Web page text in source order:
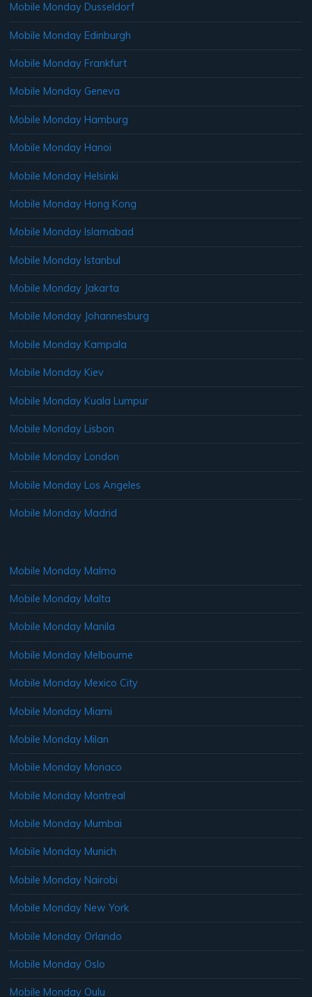
Mobile Monday Dusseldorf
Mobile Monday Edinburgh
Mobile Monday Frankfurt
Mobile Monday Geneva
Mobile Monday Hamburg
Mobile Monday Hanoi
Mobile Monday Helsinki
Mobile Monday Hong Kong
Mobile Monday Islamabad
Mobile Monday Istanbul
Mobile Monday Jakarta
Mobile Monday Johannesburg
Mobile Monday Kampala
Mobile Monday Kiev
Mobile Monday Kuala Lumpur
Mobile Monday Lisbon
Mobile Monday London
Mobile Monday Los Angeles
Mobile Monday Madrid
Mobile Monday Malmo
Mobile Monday Malta
Mobile Monday Manila
Mobile Monday Melbourne
Mobile Monday Mexico City
Mobile Monday Miami
Mobile Monday Milan
Mobile Monday Monaco
Mobile Monday Montreal
Mobile Monday Mumbai
Mobile Monday Munich
Mobile Monday Nairobi
Mobile Monday New York
Mobile Monday Orlando
Mobile Monday Oslo
Mobile Monday Oulu